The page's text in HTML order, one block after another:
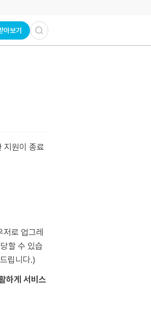
아보기
지원이 종료
로 업그레
할 수 있습
립니다.)
하게 서비스